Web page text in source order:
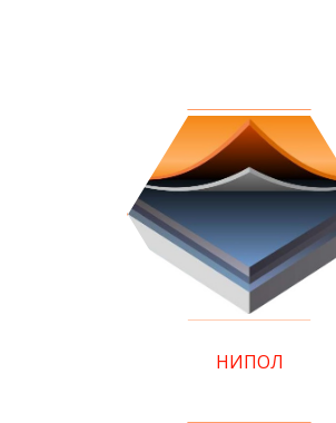
НИПОЛ